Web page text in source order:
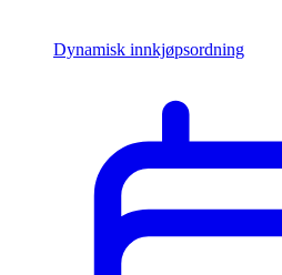
Dynamisk innkjøpsordning